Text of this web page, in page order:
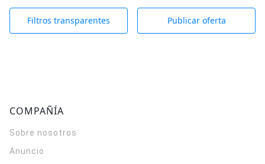
Filtros transparentes Publicar oferta
COMPAÑÍA
Sobre nosotros
Anuncio